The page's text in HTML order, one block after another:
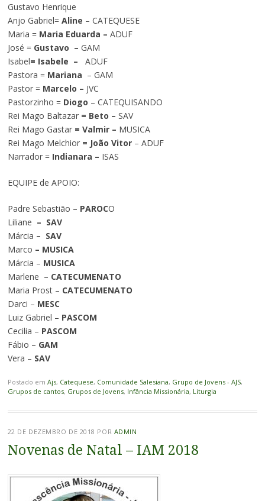
Gustavo Henrique
Anjo Gabriel= Aline – CATEQUESE
Maria = Maria Eduarda – ADUF
José = Gustavo – GAM
Isabel= Isabele – ADUF
Pastora = Mariana – GAM
Pastor = Marcelo – JVC
Pastorzinho = Diogo – CATEQUISANDO
Rei Mago Baltazar = Beto – SAV
Rei Mago Gastar = Valmir – MUSICA
Rei Mago Melchior = João Vitor– ADUF
Narrador = Indianara – ISAS
EQUIPE de APOIO:
Padre Sebastião – PAROCO
Liliane – SAV
Márcia – SAV
Marco – MUSICA
Márcia – MUSICA
Marlene – CATECUMENATO
Maria Prost – CATECUMENATO
Darci – MESC
Luiz Gabriel – PASCOM
Cecilia – PASCOM
Fábio – GAM
Vera – SAV
Postado em Ajs, Catequese, Comunidade Salesiana, Grupo de Jovens - AJS,
Grupos de cantos, Grupos de Jovens, Infância Missionária, Liturgia
22 DE DEZEMBRO DE 2018 POR ADMIN
Novenas de Natal – IAM 2018